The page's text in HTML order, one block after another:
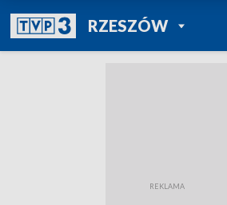
RZESZÓWPOWRÓT DO
TVP REGIONY